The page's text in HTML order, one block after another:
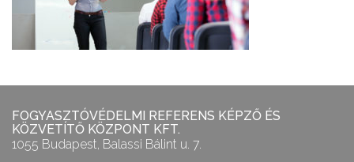
FOGYASZTÓVÉDELMI REFERENS KÉPZŐ ÉS
KÖZVETÍTŐ KÖZPONT KFT.
1055 Budapest, Balassi Bálint u. 7.